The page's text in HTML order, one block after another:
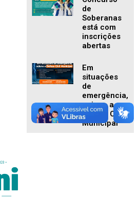
de
Soberanas
está com
inscrições
abertas
Em
situações
de
emergência,
acione a
Defesa Civil
Municipal